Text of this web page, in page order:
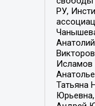
РУ,
Исламов
Татьяна